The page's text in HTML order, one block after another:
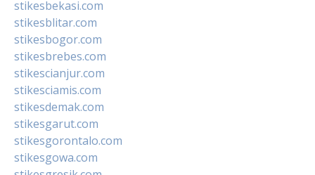
stikesbekasi.com
stikesblitar.com
stikesbogor.com
stikesbrebes.com
stikescianjur.com
stikesciamis.com
stikesdemak.com
stikesgarut.com
stikesgorontalo.com
stikesgowa.com